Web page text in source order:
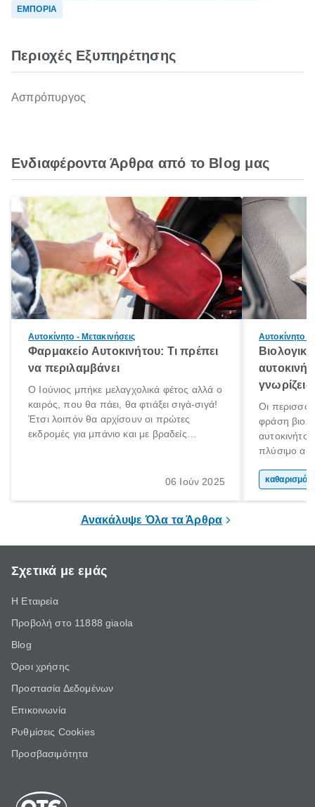
ΕΜΠΟΡΙΑ
Περιοχές Εξυπηρέτησης
Ασπρόπυργος
Ενδιαφέροντα Άρθρα από το Blog μας
Αυτοκίνητο - Μετακινήσεις
Φαρμακείο Αυτοκινήτου: Τι πρέπει
να περιλαμβάνει
Ο Ιούνιος μπήκε μελαγχολικά φέτος αλλά ο
καιρός, που θα πάει, θα φτιάξει σιγά-σιγά!
Έτσι λοιπόν θα αρχίσουν οι πρώτες
εκδρομές για μπάνιο και με βραδείς
06 Ιούν 2025
Αυτοκίνητο -
γνωρίζεις!
Οι
φράση
πλύσιμο
Ανακάλυψε Όλα τα Άρθρα
Σχετικά με εμάς
Η Εταιρεία
Προβολή στο 11888 giaola
Blog
Όροι χρήσης
Προστασία Δεδομένων
Επικοινωνία
Ρυθμίσεις Cookies
Προσβασιμότητα